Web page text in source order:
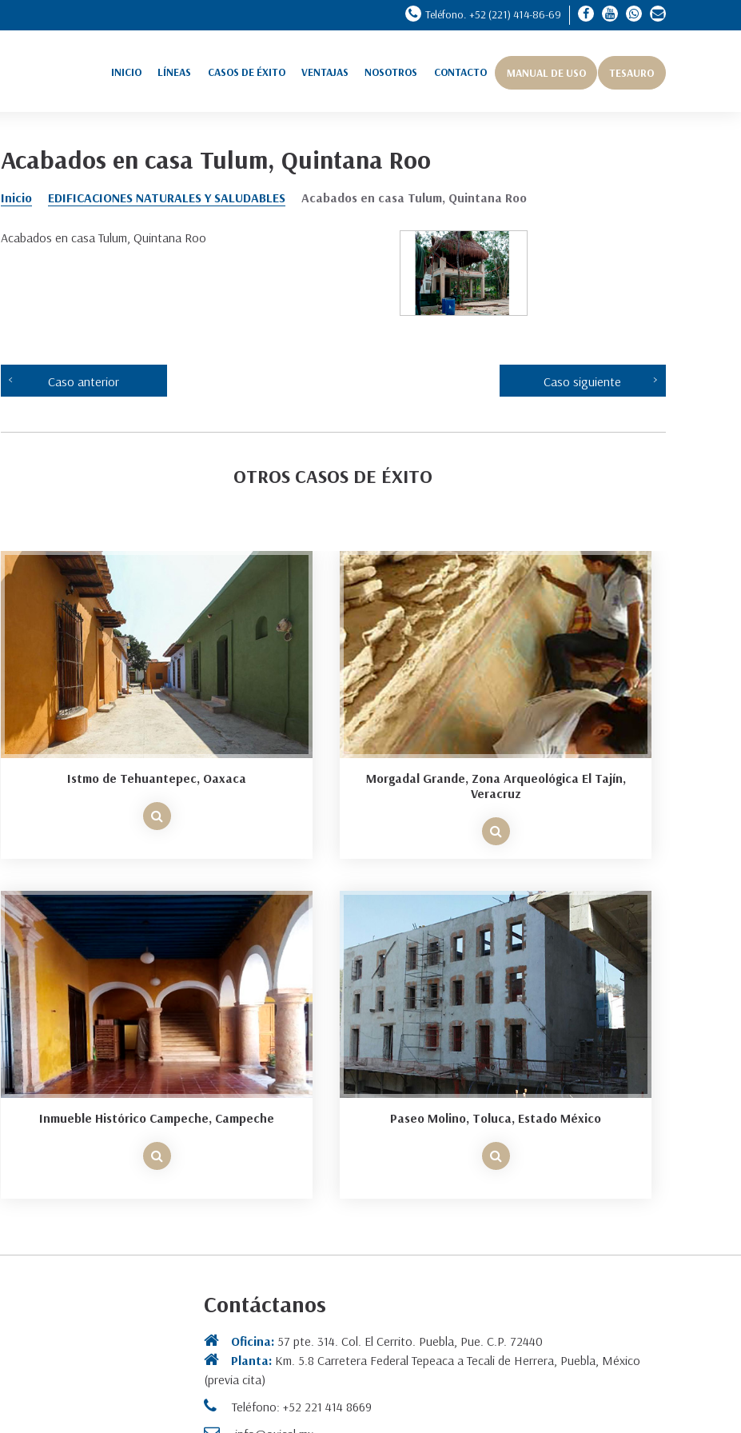
Teléfono. +52 (221) 414-86-69
INICIO LÍNEAS
ACABADOS FINOS
PINTURA A LA CAL
IMPERMEABILIZANTE
CASOS DE ÉXITO
ARQUEOLOGÍA
EDIFICACIONES
VENTAJAS NOSOTROS CONTACTO MANUAL DE USO TESAURO
Acabados en casa Tulum, Quintana Roo
Inicio EDIFICACIONES NATURALES Y SALUDABLES Acabados en casa Tulum, Quintana Roo
Acabados en casa Tulum, Quintana Roo
Caso anterior Caso siguiente
OTROS CASOS DE ÉXITO
Istmo de Tehuantepec, Oaxaca
Morgadal Grande, Zona Arqueológica El Tajín,
Veracruz
Inmueble Histórico Campeche, Campeche Paseo Molino, Toluca, Estado México
Contáctanos
Oficina: 57 pte. 314. Col. El Cerrito. Puebla, Pue. C.P. 72440
Planta: Km. 5.8 Carretera Federal Tepeaca a Tecali de Herrera, Puebla, México
(previa cita)
Teléfono: +52 221 414 8669